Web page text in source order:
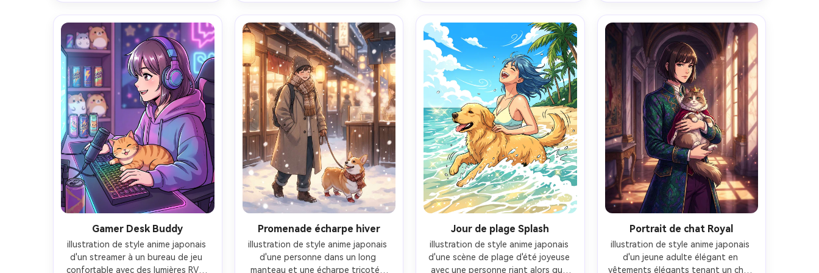
posture héroïque, ambiance
cinématographique, tissus et
fourrure hautement détaillés,
composition de portrait épique,
objectif 85 mm, profondeur de
champ peu profonde-AR 4:5
épais et propres, ombrage cel
simple, formes comme des
autocollants, énergie joyeuse
ludique, composition centrée, ultra
mignon, objectif 85mm, profondeur
de champ peu profonde, éclairage
cinématographique doux- -ar 4:5
ombrage cel nette, ambiance
urbaine énergique, accessoires à la
mode, angle dynamique, portrait de
style créateur, objectif 85mm,
profondeur de champ peu
profonde-AR 4:5
palette pastel douce, art de ligne
propre, ombrage cel délicat, humeur
saine sereine, fond de nature
hautement détaillé, objectif 85mm,
profondeur de champ peu
profonde-AR 4:5
Gamer Desk Buddy
illustration de style anime japonais
d'un streamer à un bureau de jeu
confortable avec des lumières RVB,
Promenade écharpe hiver
illustration de style anime japonais
d'une personne dans un long
manteau et une écharpe tricotée
Jour de plage Splash
illustration de style anime japonais
d'une scène de plage d'été joyeuse
avec une personne riant alors que
Portrait de chat Royal
illustration de style anime japonais
d'un jeune adulte élégant en
vêtements élégants tenant un chat